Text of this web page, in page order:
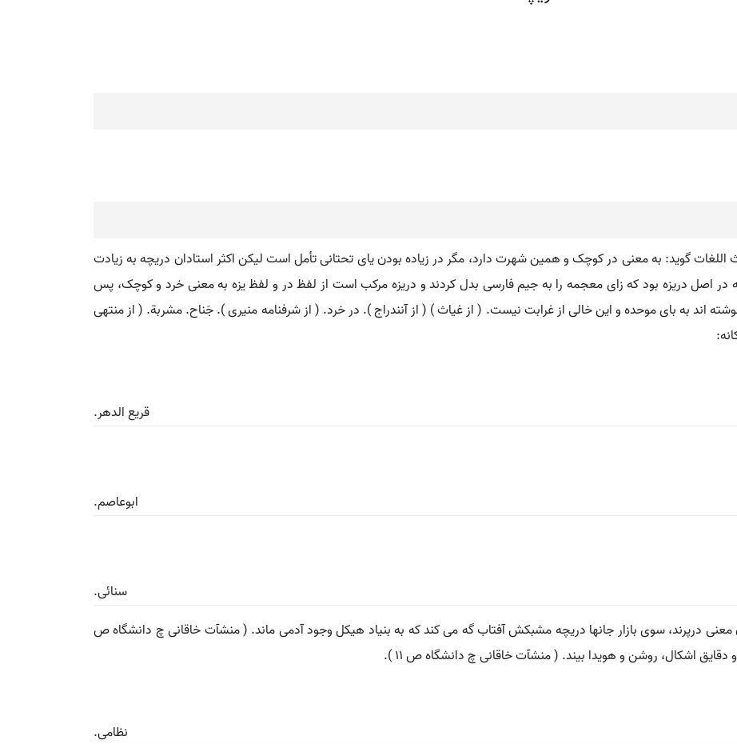
گوید: به معنی در کوچک و همین شهرت دارد، مگر در زیاده بودن یای تحتانی تأمل است لیکن اکثر استادان دریچه به زیادت
در اصل دریزه بود که زای معجمه را به جیم فارسی بدل کردند و دریزه مرکب است از لفظ در و لفظ یزه به معنی خرد و کوچک، پس
اند به بای موحده و این خالی از غرابت نیست. ( از غیاث ) ( از آنندراج ). در خرد. ( از شرفنامه منیری ). جَناح. مشربة. ( از منتهی
قریع الدهر.
ابوعاصم.
سنائی.
درپرند، سوی بازار جانها دریچه مشبکش آفتاب گه می کند که به بنیاد هیکل وجود آدمی ماند. ( منشآت خاقانی چ دانشگاه ص
نظامی.